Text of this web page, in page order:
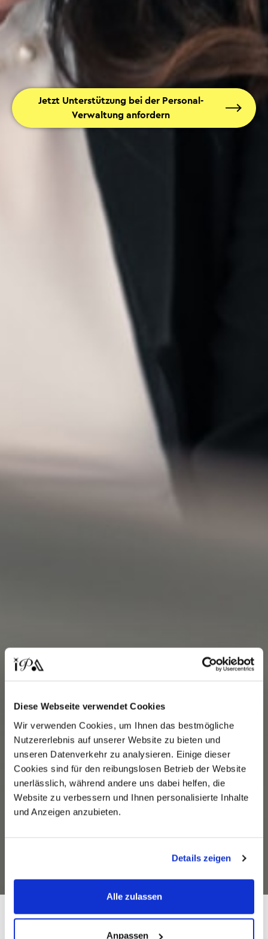
Diese Webseite verwendet Cookies
Wir verwenden Cookies, um Ihnen das bestmögliche
Nutzererlebnis auf unserer Website zu bieten und
unseren Datenverkehr zu analysieren. Einige dieser
Cookies sind für den reibungslosen Betrieb der Website
unerlässlich, während andere uns dabei helfen, die
Website zu verbessern und Ihnen personalisierte Inhalte
und Anzeigen anzubieten.
Details zeigen
Alle zulassen
Anpassen
Jetzt Unterstützung bei der Personal-
Verwaltung anfordern
IPA bietet Ihnen